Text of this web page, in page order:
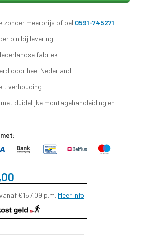
zonder meerprijs of bel 0591-745271
pin bij levering
fabriek
door heel Nederland
verhouding
duidelijke montagehandleiding en
€157,09 p.m. Meer info